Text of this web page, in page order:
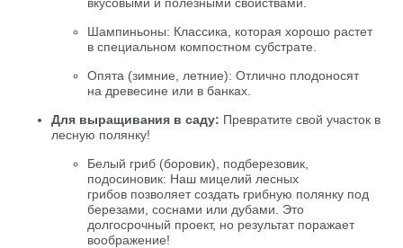
Шампиньоны: Классика, которая хорошо растет
в специальном компостном субстрате.
Опята (зимние, летние): Отлично плодоносят
на древесине или в банках.
Для выращивания в саду: Превратите свой участок в
лесную полянку!
Белый гриб (боровик), подберезовик,
подосиновик: Наш мицелий лесных
грибов позволяет создать грибную полянку под
березами, соснами или дубами. Это
долгосрочный проект, но результат поражает
воображение!